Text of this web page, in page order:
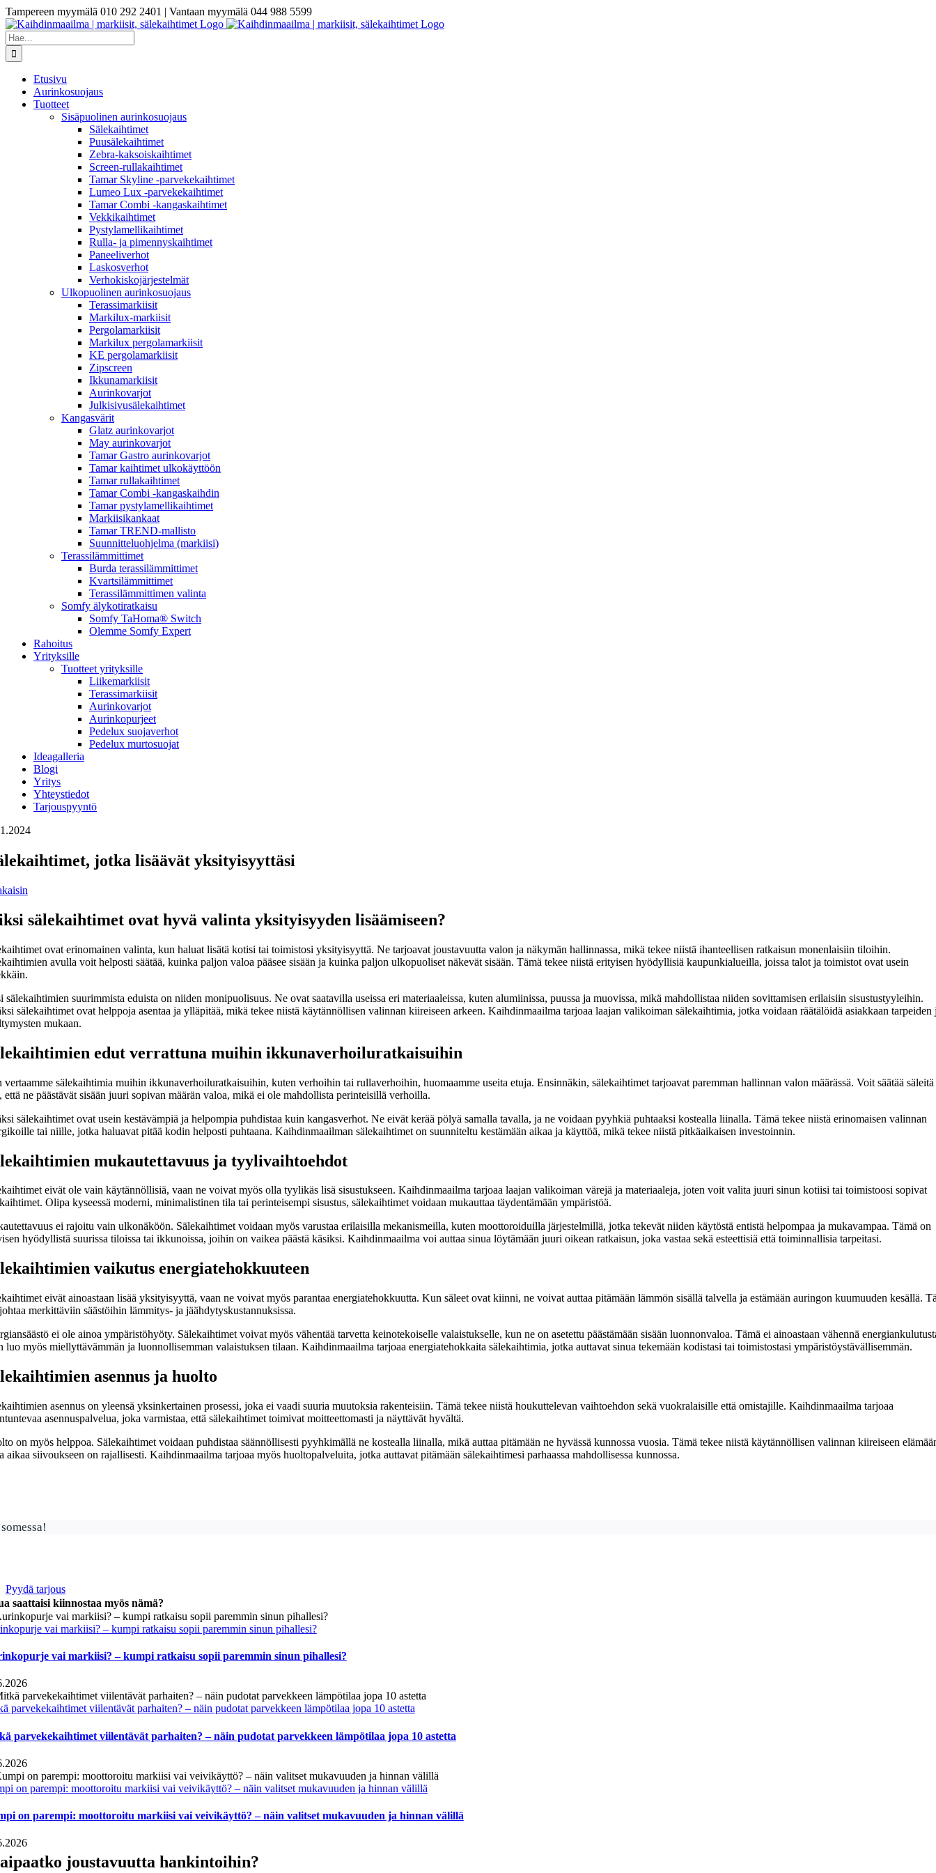
Skip
to
content
Tampereen myymälä 010 292 2401 | Vantaan myymälä 044 988 5599
Etsi
...
Etusivu
Aurinkosuojaus
Tuotteet
Sisäpuolinen aurinkosuojaus
Sälekaihtimet
Puusälekaihtimet
Zebra-kaksoiskaihtimet
Screen-rullakaihtimet
Tamar Skyline -parvekekaihtimet
Lumeo Lux -parvekekaihtimet
Tamar Combi -kangaskaihtimet
Vekkikaihtimet
Pystylamellikaihtimet
Rulla- ja pimennyskaihtimet
Paneeliverhot
Laskosverhot
Verhokiskojärjestelmät
Ulkopuolinen aurinkosuojaus
Terassimarkiisit
Markilux-markiisit
Pergolamarkiisit
Markilux pergolamarkiisit
KE pergolamarkiisit
Zipscreen
Ikkunamarkiisit
Aurinkovarjot
Julkisivusälekaihtimet
Kangasvärit
Glatz aurinkovarjot
May aurinkovarjot
Tamar Gastro aurinkovarjot
Tamar kaihtimet ulkokäyttöön
Tamar rullakaihtimet
Tamar Combi -kangaskaihdin
Tamar pystylamellikaihtimet
Markiisikankaat
Tamar TREND-mallisto
Suunnitteluohjelma (markiisi)
Terassilämmittimet
Burda terassilämmittimet
Kvartsilämmittimet
Terassilämmittimen valinta
Somfy älykotiratkaisu
Somfy TaHoma® Switch
Olemme Somfy Expert
Rahoitus
Yrityksille
Tuotteet yrityksille
Liikemarkiisit
Terassimarkiisit
Aurinkovarjot
Aurinkopurjeet
Pedelux suojaverhot
Pedelux murtosuojat
Ideagalleria
Blogi
Yritys
Yhteystiedot
Tarjouspyyntö
jotka lisäävät yksityisyyttäsi
sälekaihtimet ovat hyvä valinta yksityisyyden lisäämiseen?
ovat erinomainen valinta, kun haluat lisätä kotisi tai toimistosi yksityisyyttä. Ne tarjoavat joustavuutta valon ja näkymän hallinnassa, mikä tekee niistä ihanteellisen ratkaisun monenlaisiin tiloihin.
avulla voit helposti säätää, kuinka paljon valoa pääsee sisään ja kuinka paljon ulkopuoliset näkevät sisään. Tämä tekee niistä erityisen hyödyllisiä kaupunkialueilla, joissa talot ja toimistot ovat usein
sälekaihtimien suurimmista eduista on niiden monipuolisuus. Ne ovat saatavilla useissa eri materiaaleissa, kuten alumiinissa, puussa ja muovissa, mikä mahdollistaa niiden sovittamisen erilaisiin sisustustyyleihin.
sälekaihtimet ovat helppoja asentaa ja ylläpitää, mikä tekee niistä käytännöllisen valinnan kiireiseen arkeen. Kaihdinmaailma tarjoaa laajan valikoiman sälekaihtimia, jotka voidaan räätälöidä asiakkaan tarpeiden
mukaan.
edut verrattuna muihin ikkunaverhoiluratkaisuihin
vertaamme sälekaihtimia muihin ikkunaverhoiluratkaisuihin, kuten verhoihin tai rullaverhoihin, huomaamme useita etuja. Ensinnäkin, sälekaihtimet tarjoavat paremman hallinnan valon määrässä. Voit säätää säleitä
että ne päästävät sisään juuri sopivan määrän valoa, mikä ei ole mahdollista perinteisillä verhoilla.
sälekaihtimet ovat usein kestävämpiä ja helpompia puhdistaa kuin kangasverhot. Ne eivät kerää pölyä samalla tavalla, ja ne voidaan pyyhkiä puhtaaksi kostealla liinalla. Tämä tekee niistä erinomaisen valinnan
tai niille, jotka haluavat pitää kodin helposti puhtaana. Kaihdinmaailman sälekaihtimet on suunniteltu kestämään aikaa ja käyttöä, mikä tekee niistä pitkäaikaisen investoinnin.
mukautettavuus ja tyylivaihtoehdot
eivät ole vain käytännöllisiä, vaan ne voivat myös olla tyylikäs lisä sisustukseen. Kaihdinmaailma tarjoaa laajan valikoiman värejä ja materiaaleja, joten voit valita juuri sinun kotiisi tai toimistoosi sopivat
Olipa kyseessä moderni, minimalistinen tila tai perinteisempi sisustus, sälekaihtimet voidaan mukauttaa täydentämään ympäristöä.
ei rajoitu vain ulkonäköön. Sälekaihtimet voidaan myös varustaa erilaisilla mekanismeilla, kuten moottoroiduilla järjestelmillä, jotka tekevät niiden käytöstä entistä helpompaa ja mukavampaa. Tämä on
hyödyllistä suurissa tiloissa tai ikkunoissa, joihin on vaikea päästä käsiksi. Kaihdinmaailma voi auttaa sinua löytämään juuri oikean ratkaisun, joka vastaa sekä esteettisiä että toiminnallisia tarpeitasi.
vaikutus energiatehokkuuteen
eivät ainoastaan lisää yksityisyyttä, vaan ne voivat myös parantaa energiatehokkuutta. Kun säleet ovat kiinni, ne voivat auttaa pitämään lämmön sisällä talvella ja estämään auringon kuumuuden kesällä.
merkittäviin säästöihin lämmitys- ja jäähdytyskustannuksissa.
ei ole ainoa ympäristöhyöty. Sälekaihtimet voivat myös vähentää tarvetta keinotekoiselle valaistukselle, kun ne on asetettu päästämään sisään luonnonvaloa. Tämä ei ainoastaan vähennä
luo myös miellyttävämmän ja luonnollisemman valaistuksen tilaan. Kaihdinmaailma tarjoaa energiatehokkaita sälekaihtimia, jotka auttavat sinua tekemään kodistasi tai toimistostasi ympäristöystävällisemmän.
asennus ja huolto
asennus on yleensä yksinkertainen prosessi, joka ei vaadi suuria muutoksia rakenteisiin. Tämä tekee niistä houkuttelevan vaihtoehdon sekä vuokralaisille että omistajille. Kaihdinmaailma tarjoaa
asennuspalvelua, joka varmistaa, että sälekaihtimet toimivat moitteettomasti ja näyttävät hyvältä.
on myös helppoa. Sälekaihtimet voidaan puhdistaa säännöllisesti pyyhkimällä ne kostealla liinalla, mikä auttaa pitämään ne hyvässä kunnossa vuosia. Tämä tekee niistä käytännöllisen valinnan kiireiseen
aikaa siivoukseen on rajallisesti. Kaihdinmaailma tarjoaa myös huoltopalveluita, jotka auttavat pitämään sälekaihtimesi parhaassa mahdollisessa kunnossa.
Pyydä tarjous
saattaisi kiinnostaa myös nämä?
vai markiisi? – kumpi ratkaisu sopii paremmin sinun pihallesi?
vai markiisi? – kumpi ratkaisu sopii paremmin sinun pihallesi?
parvekekaihtimet viilentävät parhaiten? – näin pudotat parvekkeen lämpötilaa jopa 10 astetta
parvekekaihtimet viilentävät parhaiten? – näin pudotat parvekkeen lämpötilaa jopa 10 astetta
on parempi: moottoroitu markiisi vai veivikäyttö? – näin valitset mukavuuden ja hinnan välillä
on parempi: moottoroitu markiisi vai veivikäyttö? – näin valitset mukavuuden ja hinnan välillä
joustavuutta hankintoihin?